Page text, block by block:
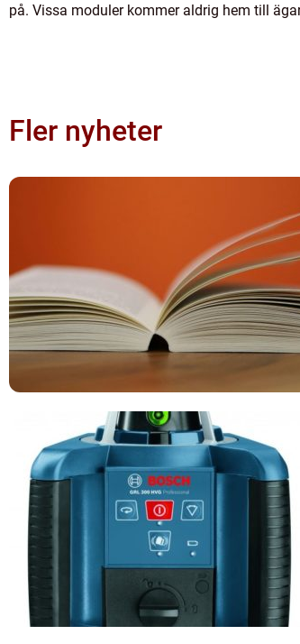
på. Vissa moduler kommer aldrig hem till
Fler nyheter